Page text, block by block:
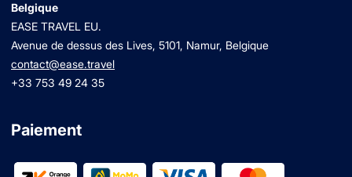
Belgique
EASE TRAVEL EU.
Avenue de dessus des Lives, 5101, Namur, Belgique
contact@ease.travel
+33 753 49 24 35
Paiement